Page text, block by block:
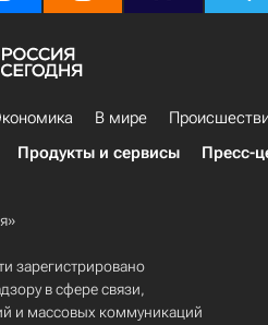
В мире
Продукты и сервисы Пресс-
зарегистрировано
в сфере связи,
и массовых коммуникаций